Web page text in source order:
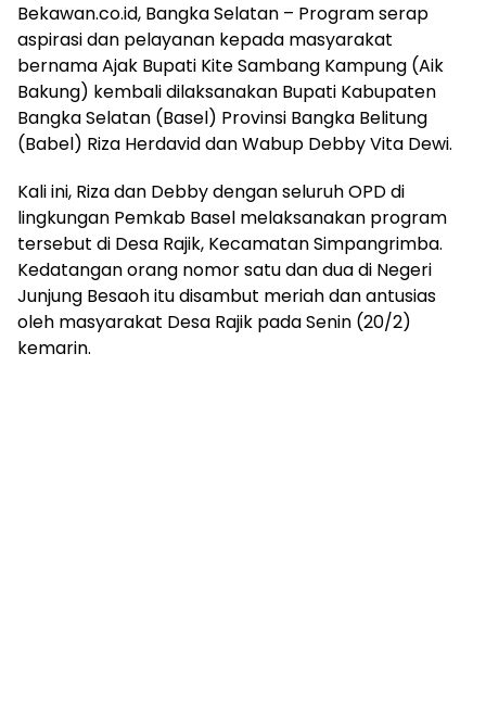
Bekawan.co.id, Bangka Selatan – Program serap
aspirasi dan pelayanan kepada masyarakat
bernama Ajak Bupati Kite Sambang Kampung (Aik
Bakung) kembali dilaksanakan Bupati Kabupaten
Bangka Selatan (Basel) Provinsi Bangka Belitung
(Babel) Riza Herdavid dan Wabup Debby Vita Dewi.
Kali ini, Riza dan Debby dengan seluruh OPD di
lingkungan Pemkab Basel melaksanakan program
tersebut di Desa Rajik, Kecamatan Simpangrimba.
Kedatangan orang nomor satu dan dua di Negeri
Junjung Besaoh itu disambut meriah dan antusias
oleh masyarakat Desa Rajik pada Senin (20/2)
kemarin.